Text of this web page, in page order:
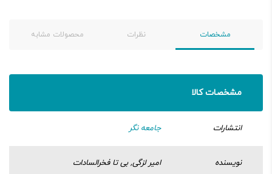
مشخصات نظرات محصولات مشابه
مشخصات کالا
انتشارات جامعه نگر
نویسنده امیر لزگی, بی تا فخرالسادات